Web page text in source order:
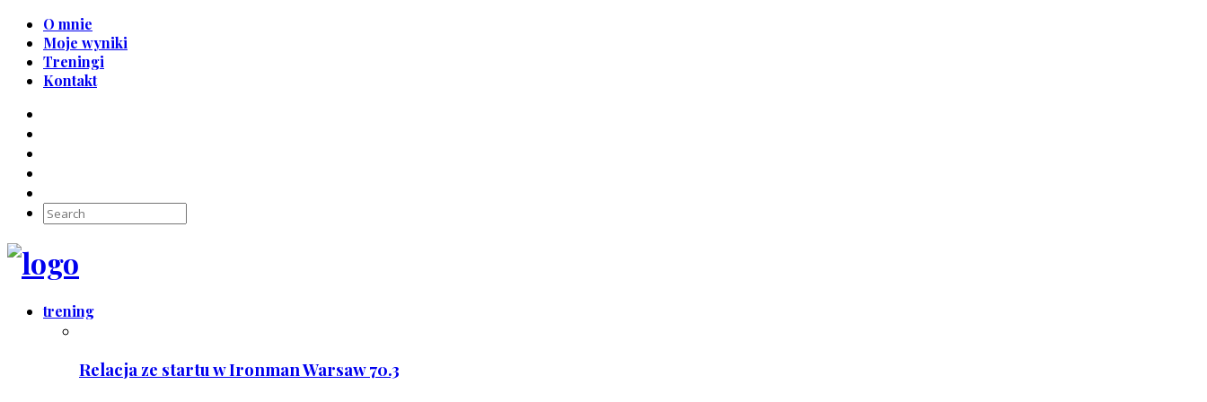
O mnie
Moje wyniki
Treningi
Kontakt
trening
Relacja ze startu w Ironman Warsaw 70.3